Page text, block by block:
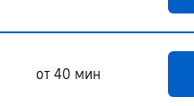
от 40 мин